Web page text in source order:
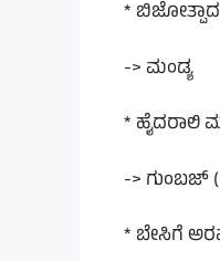
*
-> ಮಂಡ್ಯ
* ಹೈದರಾಲಿ
-> ಗುಂಬಜ್
* ಬೇಸಿಗೆ